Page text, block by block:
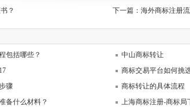
？ 下一篇： 海外商标注册
包括哪些？
中山商标转让
商标交易平台如何挑
骤
商标转让的具体流程
备什么材料？
上海商标注册-商标局